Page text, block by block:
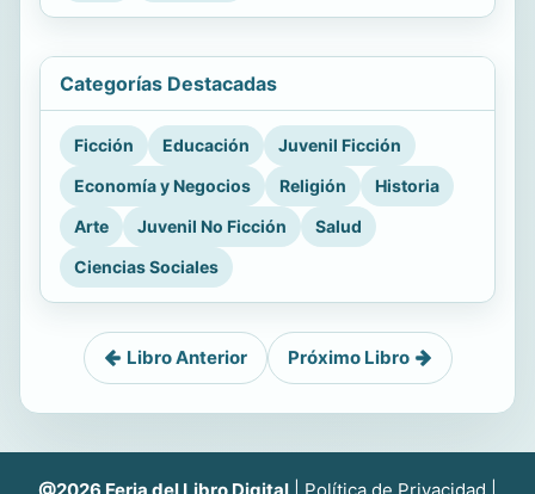
Categorías Destacadas
Ficción Educación
Juvenil Ficción
Economía y Negocios
Religión
Historia
Arte
Juvenil No Ficción
Salud
Ciencias Sociales
Libro Anterior Próximo Libro